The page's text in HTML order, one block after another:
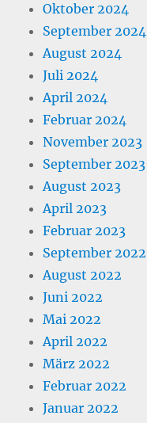
Oktober 2024
September 2024
August 2024
Juli 2024
April 2024
Februar 2024
November 2023
September 2023
August 2023
April 2023
Februar 2023
September 2022
August 2022
Juni 2022
Mai 2022
April 2022
März 2022
Februar 2022
Januar 2022